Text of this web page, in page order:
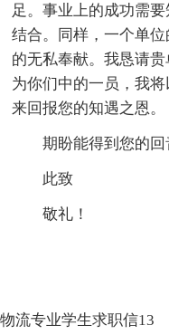
足。事业上的成功需
结合。同样，一个单
的无私奉献。我恳请
为你们中的一员，我
来回报您的知遇之恩。
期盼能得到您的回
此致
敬礼！
物流专业学生求职信13